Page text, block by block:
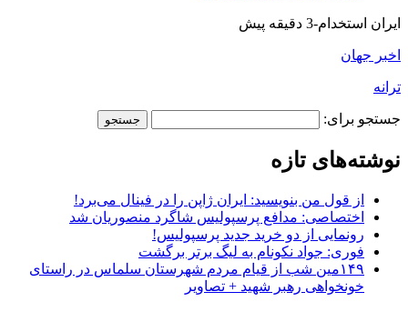
ایران استخدام-3 دقیقه پیش
اخبر جهان
ترانه
جستجو برای:
نوشته‌های تازه
از قول من بنویسید: ایران ژاپن را در فینال می‌برد!
اختصاصی: مدافع پرسپولیس شاگرد منصوریان شد
رونمایی از دو خرید جدید پرسپولیس!
فوری: جواد نکونام به لیگ برتر برگشت
۱۴۹مین شب از قیام مردم شهرستان سلماس در راستای
خونخواهی رهبر شهید + تصاویر